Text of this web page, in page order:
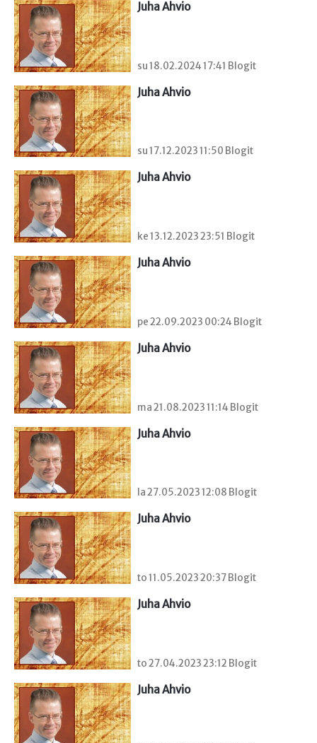
Juha Ahvio
su 18.02.2024 17:41 Blogit
Juha Ahvio
su 17.12.2023 11:50 Blogit
Juha Ahvio
ke 13.12.2023 23:51 Blogit
Juha Ahvio
pe 22.09.2023 00:24 Blogit
Juha Ahvio
ma 21.08.2023 11:14 Blogit
Juha Ahvio
la 27.05.2023 12:08 Blogit
Juha Ahvio
to 11.05.2023 20:37 Blogit
Juha Ahvio
to 27.04.2023 23:12 Blogit
Juha Ahvio